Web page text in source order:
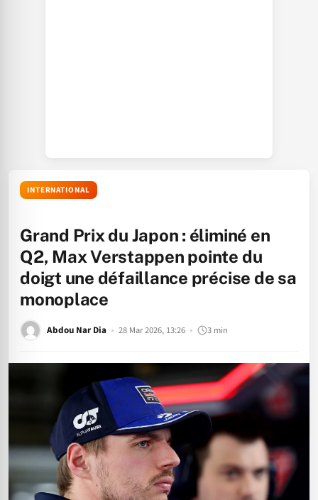
INTERNATIONAL
Grand Prix du Japon : éliminé en
Q2, Max Verstappen pointe du
doigt une défaillance précise de sa
monoplace
Abdou Nar Dia 28 Mar 2026, 13:26 3 min